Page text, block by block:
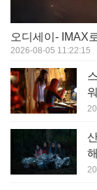
2026-08-05 11:22:15